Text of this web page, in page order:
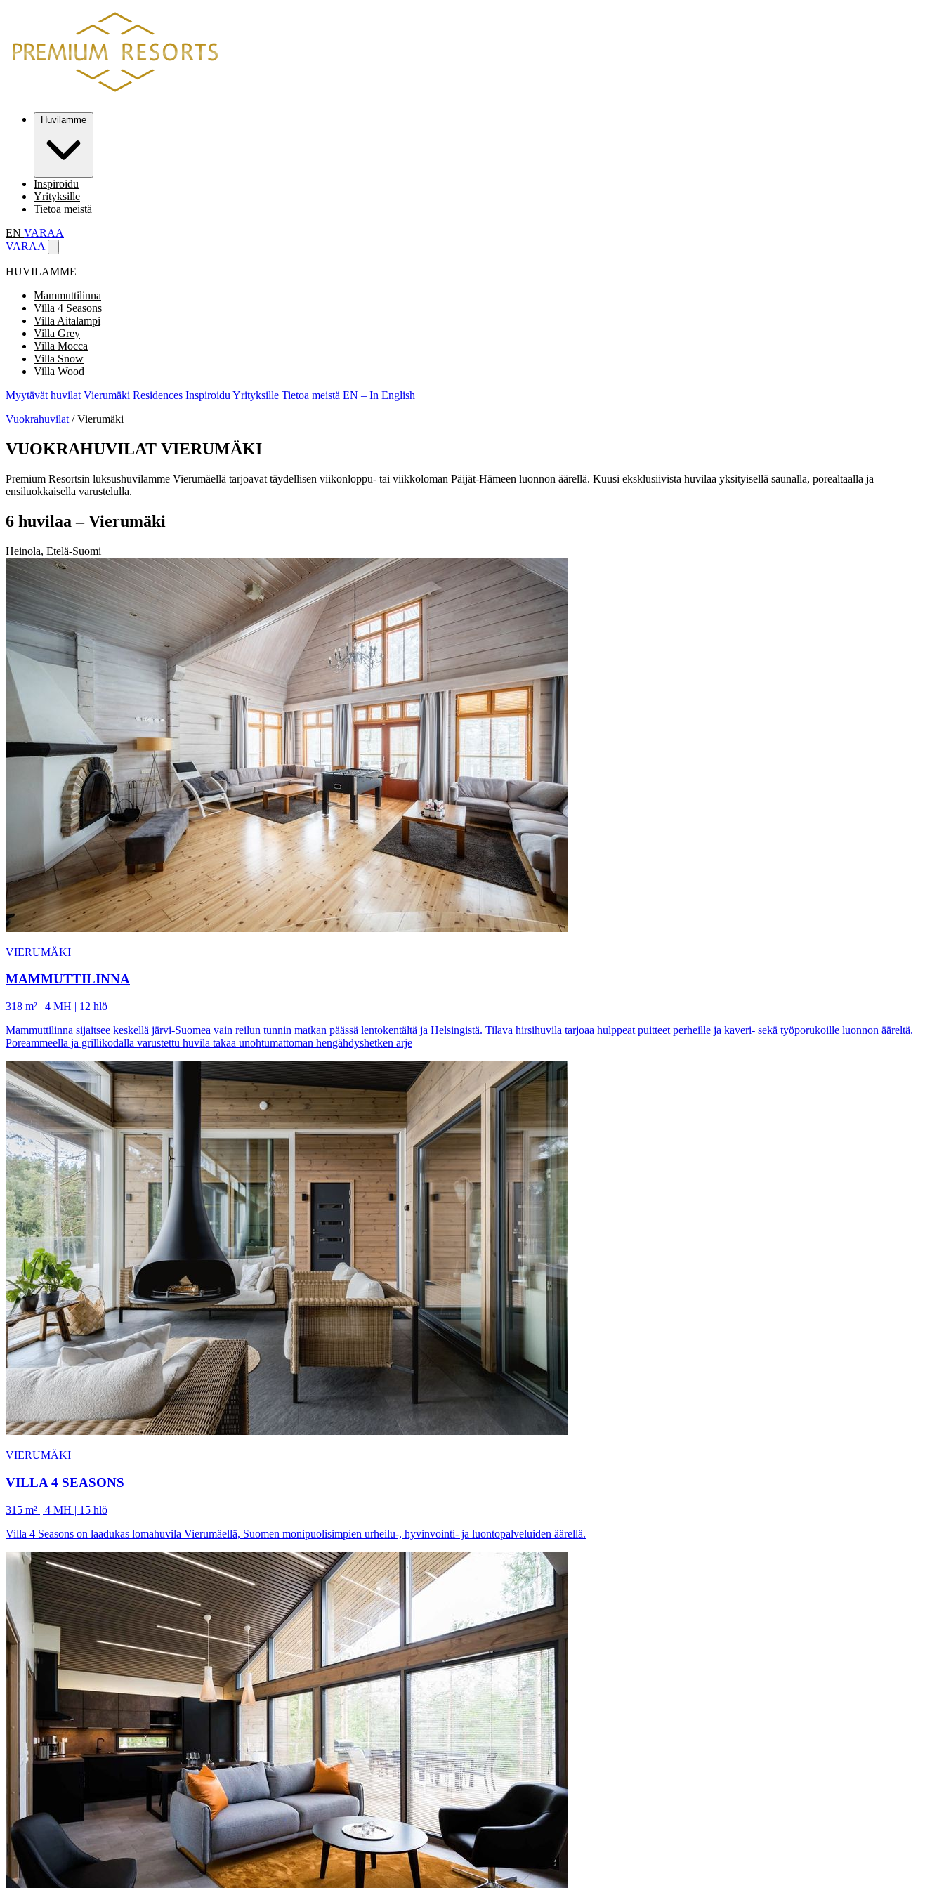
Inspiroidu
Yrityksille
Tietoa meistä
EN VARAA
VARAA
HUVILAMME
Mammuttilinna
Villa 4 Seasons
Villa Aitalampi
Villa Grey
Villa Mocca
Villa Snow
Villa Wood
Myytävät huvilat Vierumäki Residences Inspiroidu Yrityksille Tietoa meistä EN – In English
Vuokrahuvilat / Vierumäki
VUOKRAHUVILAT VIERUMÄKI
Premium Resortsin luksushuvilamme Vierumäellä tarjoavat täydellisen viikonloppu- tai viikkoloman Päijät-Hämeen luonnon äärellä. Kuusi eksklusiivista huvilaa yksityisellä saunalla, porealtaalla ja
ensiluokkaisella varustelulla.
6 huvilaa – Vierumäki
Heinola, Etelä-Suomi
VIERUMÄKI
MAMMUTTILINNA
318 m² | 4 MH | 12 hlö
Mammuttilinna sijaitsee keskellä järvi-Suomea vain reilun tunnin matkan päässä lentokentältä ja Helsingistä. Tilava hirsihuvila tarjoaa hulppeat puitteet perheille ja kaveri- sekä työporukoille luonnon ääreltä.
Poreammeella ja grillikodalla varustettu huvila takaa unohtumattoman hengähdyshetken arje
VIERUMÄKI
VILLA 4 SEASONS
315 m² | 4 MH | 15 hlö
Villa 4 Seasons on laadukas lomahuvila Vierumäellä, Suomen monipuolisimpien urheilu-, hyvinvointi- ja luontopalveluiden äärellä.